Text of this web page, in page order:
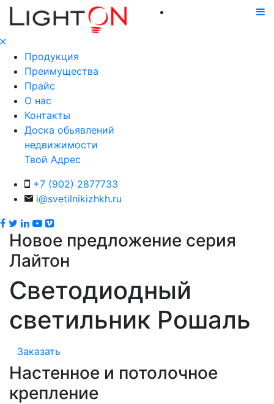
Продукция
Преимущества
Прайс
О нас
Контакты
Доска обьявлений
недвижимости
Твой Адрес
+7 (902) 2877733
i@svetilnikizhkh.ru
Новое предложение серия
Лайтон
Светодиодный
светильник Рошаль
Заказать
Настенное и потолочное
крепление